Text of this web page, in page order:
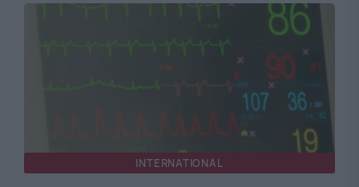
INTERNATIONAL